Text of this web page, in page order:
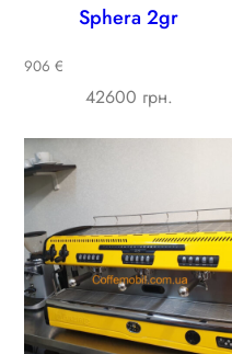
Sphera 2gr
906 €
42600 грн.